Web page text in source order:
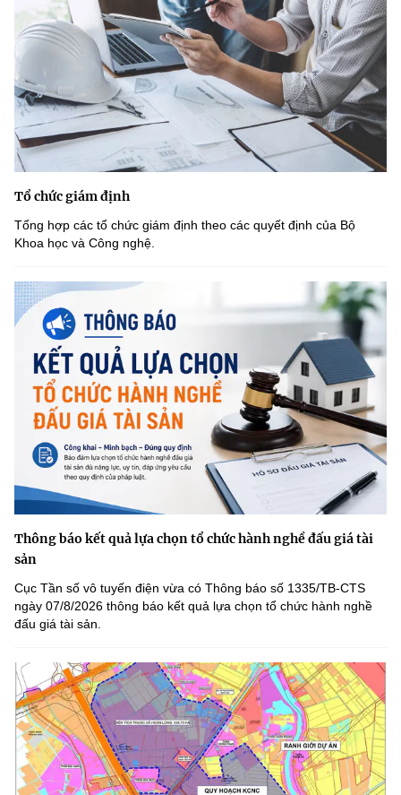
Tổ chức giám định
Tổng hợp các tổ chức giám định theo các quyết định của Bộ
Khoa học và Công nghệ.
Thông báo kết quả lựa chọn tổ chức hành nghề đấu giá tài
sản
Cục Tần số vô tuyến điện vừa có Thông báo số 1335/TB-CTS
ngày 07/8/2026 thông báo kết quả lựa chọn tổ chức hành nghề
đấu giá tài sản.